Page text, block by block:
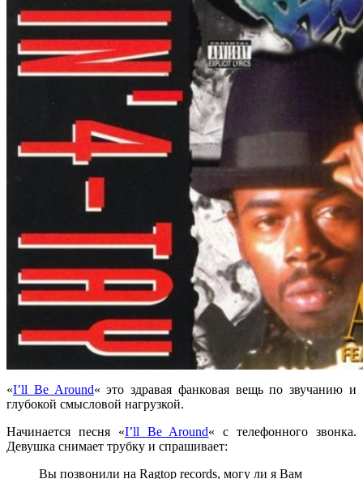
«I’ll Be Around« это здравая фанковая вещь по звучанию и
глубокой смысловой нагрузкой.
Начинается песня «I’ll Be Around« с телефонного звонка.
Девушка снимает трубку и спрашивает:
Вы позвонили на Ragtop records, могу ли я Вам